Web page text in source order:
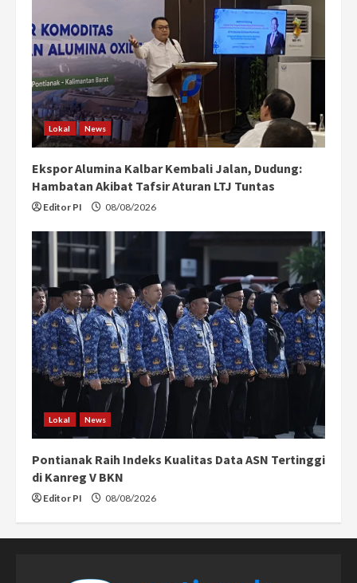
Lokal News
Ekspor Alumina Kalbar Kembali Jalan, Dudung:
Hambatan Akibat Tafsir Aturan LTJ Tuntas
Editor PI 08/08/2026
Lokal News
Pontianak Raih Indeks Kualitas Data ASN Tertinggi
di Kanreg V BKN
Editor PI 08/08/2026